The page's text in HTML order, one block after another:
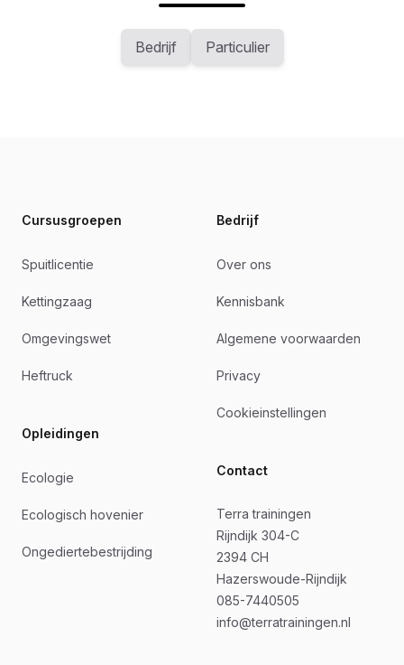
Bedrijf Particulier
Cursusgroepen
Spuitlicentie
Kettingzaag
Omgevingswet
Heftruck
Opleidingen
Ecologie
Ecologisch hovenier
Ongediertebestrijding
Bedrijf
Over ons
Kennisbank
Algemene voorwaarden
Privacy
Cookieinstellingen
Contact
Terra trainingen
Rijndijk 304-C
2394 CH
Hazerswoude-Rijndijk
085-7440505
info@terratrainingen.nl